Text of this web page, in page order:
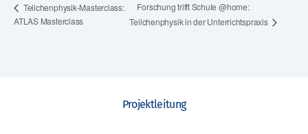
Teilchenphysik-Masterclass:
ATLAS Masterclass
Forschung trifft Schule @home:
Teilchenphysik in der Unterrichtspraxis
Projektleitung